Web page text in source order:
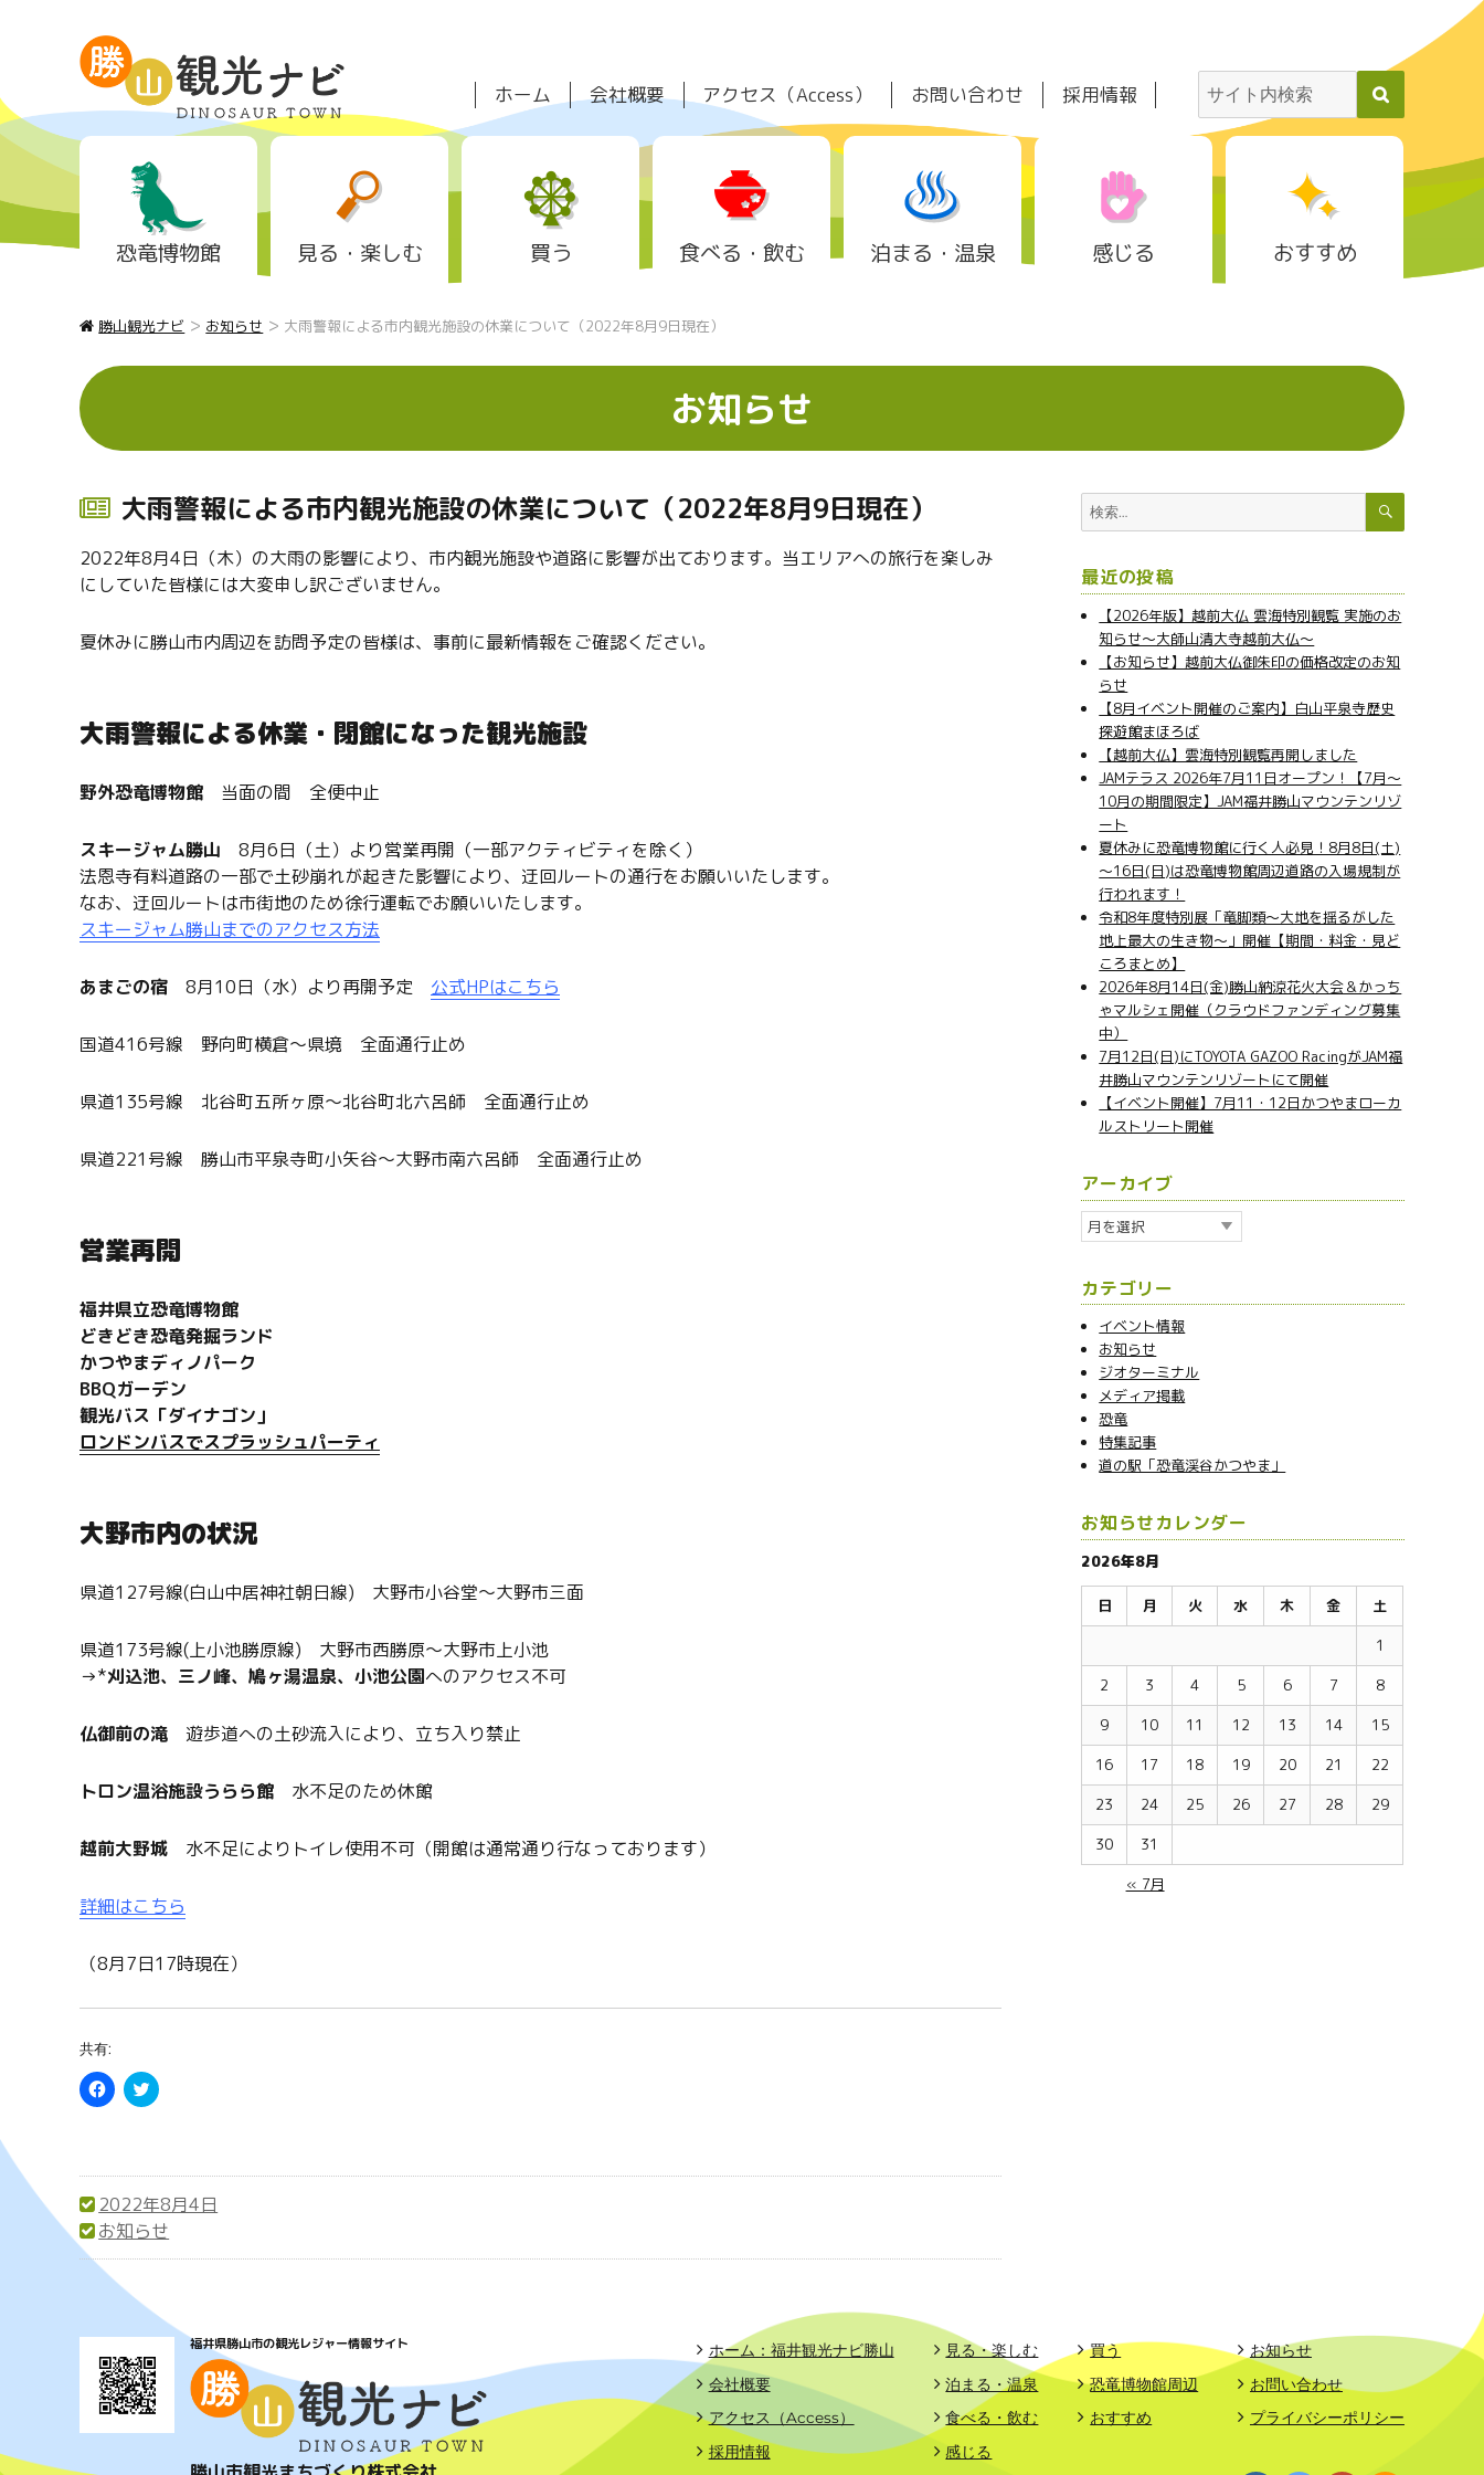
ホーム 会社概要 アクセス（Access） お問い合わせ 採用情報
恐竜博物館 見る・楽しむ 買う 食べる・飲む 泊まる・温泉 感じる おすすめ
勝山観光ナビ > お知らせ > 大雨警報による市内観光施設の休業について（2022年8月9日現在）
お知らせ
大雨警報による市内観光施設の休業について（2022年8月9日現在）
2022年8月4日（木）の大雨の影響により、市内観光施設や道路に影響が出ております。当エリアへの旅行を楽しみ
にしていた皆様には大変申し訳ございません。
夏休みに勝山市内周辺を訪問予定の皆様は、事前に最新情報をご確認ください。
大雨警報による休業・閉館になった観光施設
野外恐竜博物館 当面の間 全便中止
スキージャム勝山 8月6日（土）より営業再開（一部アクティビティを除く）
法恩寺有料道路の一部で土砂崩れが起きた影響により、迂回ルートの通行をお願いいたします。
なお、迂回ルートは市街地のため徐行運転でお願いいたします。
スキージャム勝山までのアクセス方法
あまごの宿 8月10日（水）より再開予定 公式HPはこちら
国道416号線 野向町横倉～県境 全面通行止め
県道135号線 北谷町五所ヶ原～北谷町北六呂師 全面通行止め
県道221号線 勝山市平泉寺町小矢谷～大野市南六呂師 全面通行止め
営業再開
福井県立恐竜博物館
どきどき恐竜発掘ランド
かつやまディノパーク
BBQガーデン
観光バス「ダイナゴン」
ロンドンバスでスプラッシュパーティ
大野市内の状況
県道127号線(白山中居神社朝日線) 大野市小谷堂〜大野市三面
県道173号線(上小池勝原線) 大野市西勝原〜大野市上小池
→*刈込池、三ノ峰、鳩ヶ湯温泉、小池公園へのアクセス不可
仏御前の滝 遊歩道への土砂流入により、立ち入り禁止
トロン温浴施設うらら館 水不足のため休館
越前大野城 水不足によりトイレ使用不可（開館は通常通り行なっております）
詳細はこちら
（8月7日17時現在）
共有:
F
a
o
で
共
有
す
る
に
は
し
て
く
だ
さ
い
C
l
o
h
a
r
e
o
i
e
r
(
新
し
い
投
稿
日:
2022年8月4日
カ
テ
リ
ー
お知らせ
検
索:
検
最近の投稿
【2026年版】越前大仏 雲海特別観覧 実施のお
知らせ～大師山清大寺越前大仏～
【お知らせ】越前大仏御朱印の価格改定のお知
らせ
【8月イベント開催のご案内】白山平泉寺歴史
探遊館まほろば
【越前大仏】雲海特別観覧再開しました
JAMテラス 2026年7月11日オープン！【7月～
10月の期間限定】JAM福井勝山マウンテンリゾ
ート
夏休みに恐竜博物館に行く人必見！8月8日(土)
～16日(日)は恐竜博物館周辺道路の入場規制が
行われます！
令和8年度特別展「竜脚類～大地を揺るがした
地上最大の生き物～」開催【期間・料金・見ど
ころまとめ】
2026年8月14日(金)勝山納涼花火大会＆かっち
ゃマルシェ開催（クラウドファンディング募集
中）
7月12日(日)にTOYOTA GAZOO RacingがJAM福
井勝山マウンテンリゾートにて開催
【イベント開催】7月11・12日かつやまローカ
ルストリート開催
アーカイブ
ア
ー
イ
カテゴリー
イベント情報
お知らせ
ジオターミナル
メディア掲載
恐竜
特集記事
道の駅「恐竜渓谷かつやま」
お知らせカレンダー
2026年8月
日 月 火 水 木 金
土
1
2
3 4 5 6 7
8
9
10 11 12 13 14
15
16
17 18 19 20 21
22
23
24 25 26 27 28
29
30
31
« 7月
福井県勝山市の観光レジャー情報サイト
ホーム：福井観光ナビ勝山
会社概要
アクセス（Access）
採用情報
見る・楽しむ
泊まる・温泉
食べる・飲む
感じる
買う
恐竜博物館周辺
おすすめ
お知らせ
お問い合わせ
プライバシーポリシー